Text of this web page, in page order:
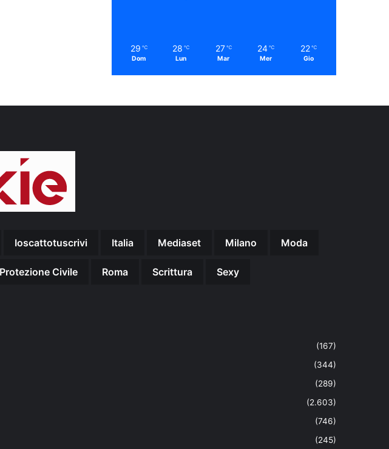
29 ℃
Dom
28 ℃
Lun
27 ℃
Mar
24 ℃
Mer
22 ℃
Gio
Ioscattotuscrivi Italia Mediaset Milano Moda
Protezione Civile Roma Scrittura Sexy
(167)
(344)
(289)
(2.603)
(746)
(245)